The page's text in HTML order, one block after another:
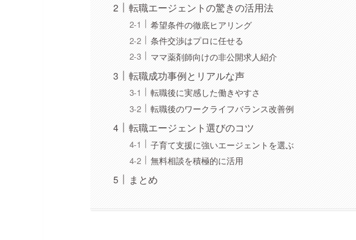
転職エージェントの驚きの活用法
希望条件の徹底ヒアリング
条件交渉はプロに任せる
ママ薬剤師向けの非公開求人紹介
転職成功事例とリアルな声
転職後に実感した働きやすさ
転職後のワークライフバランス改善例
転職エージェント選びのコツ
子育て支援に強いエージェントを選ぶ
無料相談を積極的に活用
まとめ